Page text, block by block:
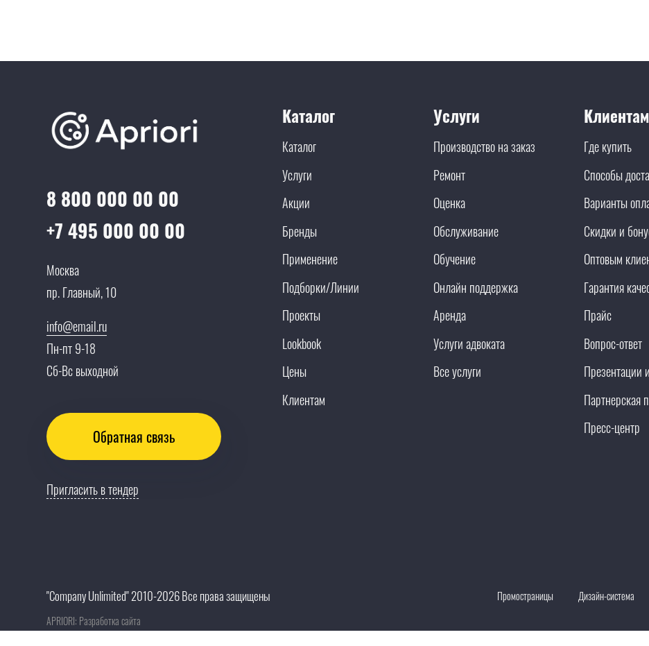
8 800 000 00 00
+7 495 000 00 00
Москва
пр. Главный, 10
info@email.ru
Пн-пт 9-18
Сб-Вс выходной
Обратная связь
Пригласить в тендер
Каталог
Каталог
Услуги
Акции
Бренды
Применение
Подборки/Линии
Проекты
Lookbook
Цены
Клиентам
Услуги
Производство на заказ
Ремонт
Оценка
Обслуживание
Обучение
Онлайн поддержка
Аренда
Услуги адвоката
Все услуги
Клиентам
Где купить
Способы
Варианты
Скидки и
Оптовым
Гарантия
Прайс
Вопрос-ответ
Презентации
Партнерская
Пресс-центр
"Company Unlimited" 2010-2026 Все права защищены Промостраницы Дизайн-система
APRIORI: Разработка сайта